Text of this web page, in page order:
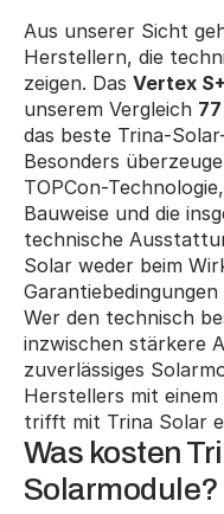
Aus unserer Sicht
Herstellern, die
zeigen. Das Vertex
unserem Vergleich
das beste Trina-
Besonders
TOPCon-
Bauweise und die
technische
Solar weder beim
Wer den technisch
inzwischen stärkere
zuverlässiges
Herstellers mit
trifft mit Trina Solar
Was kosten
Solarmodule?